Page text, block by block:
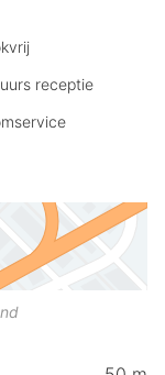
receptie